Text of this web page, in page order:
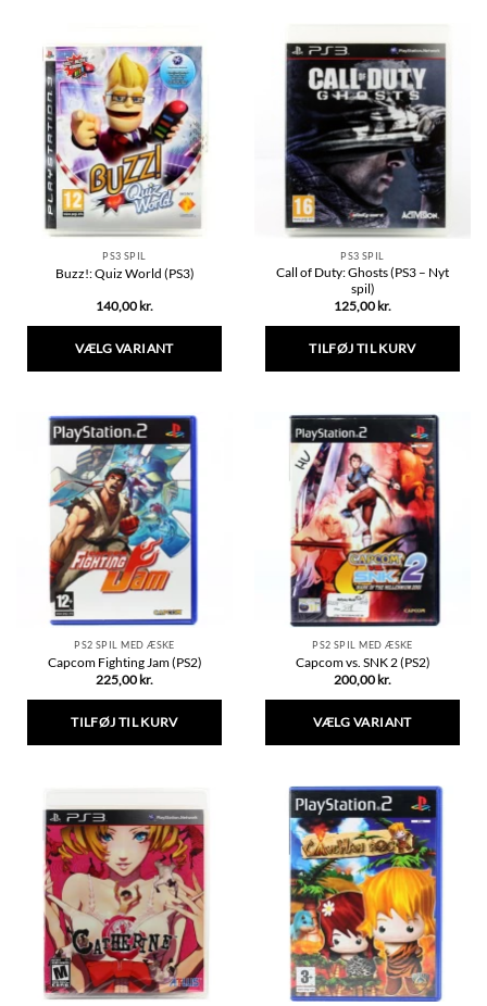
PS3 SPIL
Buzz!: Quiz World (PS3)
140,00 kr.
VÆLG VARIANT
har
flere
varianter.
Mulighederne
kan
vælges
på
varesiden
PS3 SPIL
Call of Duty: Ghosts (PS3 – Nyt
spil)
125,00 kr.
TILFØJ TIL KURV
PS2 SPIL MED ÆSKE
Capcom Fighting Jam (PS2)
225,00 kr.
TILFØJ TIL KURV
PS2 SPIL MED ÆSKE
Capcom vs. SNK 2 (PS2)
200,00 kr.
VÆLG VARIANT
har
flere
varianter.
Mulighederne
kan
vælges
på
varesiden